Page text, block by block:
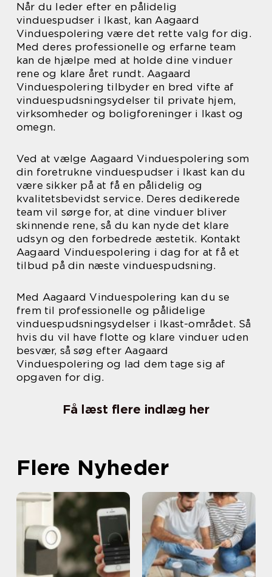
Når du leder efter en pålidelig
vinduespudser i Ikast, kan Aagaard
Vinduespolering være det rette valg for dig.
Med deres professionelle og erfarne team
kan de hjælpe med at holde dine vinduer
rene og klare året rundt. Aagaard
Vinduespolering tilbyder en bred vifte af
vinduespudsningsydelser til private hjem,
virksomheder og boligforeninger i Ikast og
omegn.
Ved at vælge Aagaard Vinduespolering som
din foretrukne vinduespudser i Ikast kan du
være sikker på at få en pålidelig og
kvalitetsbevidst service. Deres dedikerede
team vil sørge for, at dine vinduer bliver
skinnende rene, så du kan nyde det klare
udsyn og den forbedrede æstetik. Kontakt
Aagaard Vinduespolering i dag for at få et
tilbud på din næste vinduespudsning.
Med Aagaard Vinduespolering kan du se
frem til professionelle og pålidelige
vinduespudsningsydelser i Ikast-området. Så
hvis du vil have flotte og klare vinduer uden
besvær, så søg efter Aagaard
Vinduespolering og lad dem tage sig af
opgaven for dig.
Få læst flere indlæg her
Flere Nyheder